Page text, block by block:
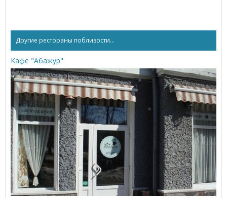
Другие рестораны поблизости...
Кафе "Абажур"